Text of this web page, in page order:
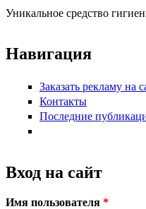
Уникальное средство
Навигация
Заказать рекламу на
Контакты
Последние
Вход на сайт
Имя пользователя *